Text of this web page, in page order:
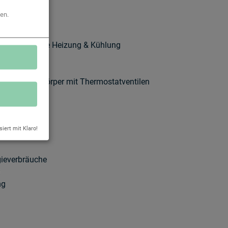
sowie Heizung & Kühlung
der Heizkörper mit Thermostatventilen
mit Klaro!